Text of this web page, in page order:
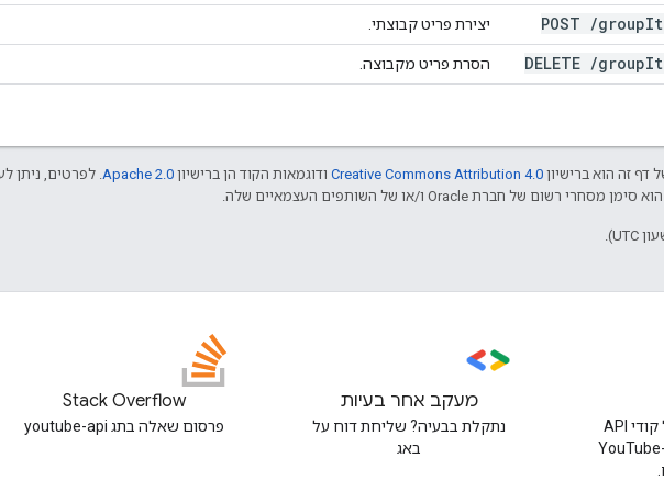
POST /group יצירת פריט קבוצתי.
DELETE /group הסרת פריט מקבוצה.
דף זה הוא ברישיון Creative Commons Attribution 4.0 ודוגמאות הקוד הן ברישיון Apache 2.0 . לפרטים, ניתן
חיפוש דוגמאות של קודי API
ופרויקטים אחרים ב-YouTube
מעקב אחר בעיות
נתקלת בבעיה? שליחת דוח על
באג
Stack Overflow
פרסום שאלה בתג youtube-api